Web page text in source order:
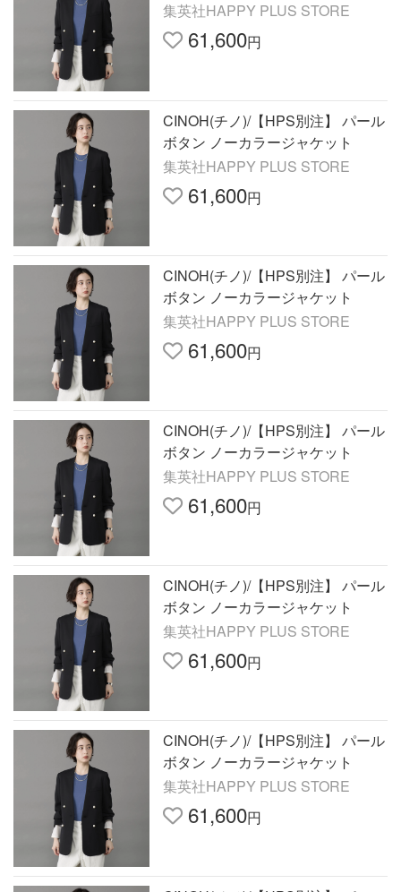
集英社HAPPY PLUS STORE
61,600円
CINOH(チノ)/【HPS別注】 パール
ボタン ノーカラージャケット
集英社HAPPY PLUS STORE
61,600円
CINOH(チノ)/【HPS別注】 パール
ボタン ノーカラージャケット
集英社HAPPY PLUS STORE
61,600円
CINOH(チノ)/【HPS別注】 パール
ボタン ノーカラージャケット
集英社HAPPY PLUS STORE
61,600円
CINOH(チノ)/【HPS別注】 パール
ボタン ノーカラージャケット
集英社HAPPY PLUS STORE
61,600円
CINOH(チノ)/【HPS別注】 パール
ボタン ノーカラージャケット
集英社HAPPY PLUS STORE
61,600円